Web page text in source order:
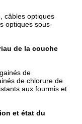
câbles optiques
optiques sous-
de la couche
de
de chlorure de
aux fourmis et
et état du